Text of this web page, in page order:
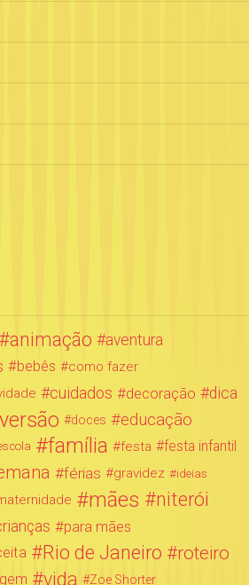
animação aventura
bebês como fazer
cuidados decoração dica
doces educação
família festa festa infantil
férias gravidez ideias
mães niterói
para mães
Rio de Janeiro roteiro
vida Zoe Shorter